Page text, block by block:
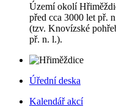
Území okolí
před cca 3000 let př.
(tzv. Knovízské
př. n. l.).
Úřední deska
Kalendář akcí